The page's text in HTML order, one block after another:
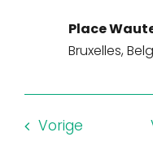
Place
Bruxelles,
Vorige